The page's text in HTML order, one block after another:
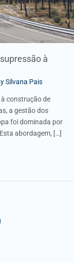
à
Silvana Pais
construção de
a gestão dos
foi dominada por
abordagem, […]